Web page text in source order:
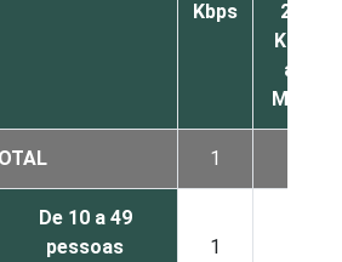
Kbps
256
Kbps
a 1
Mbps
1
De 10 a 49
pessoas
1